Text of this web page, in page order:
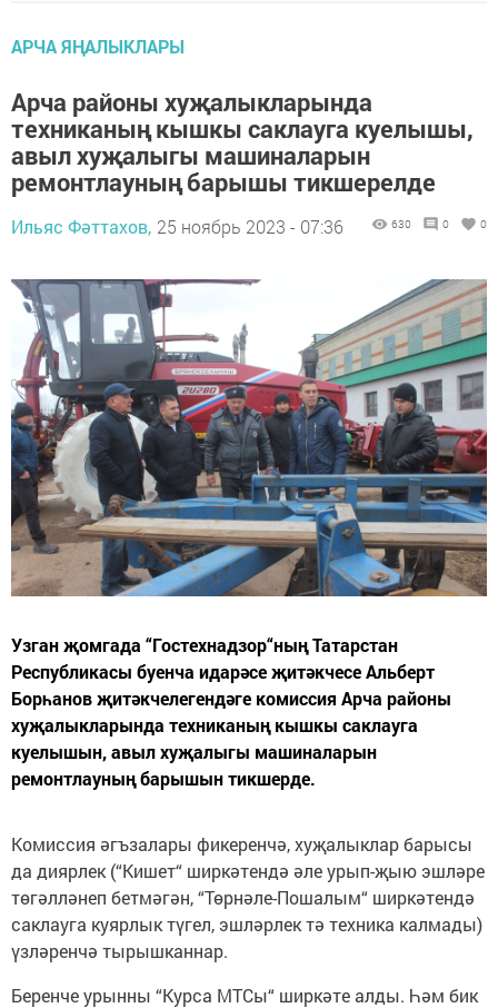
АРЧА ЯҢАЛЫКЛАРЫ
Арча районы хуҗалыкларында
техниканың кышкы саклауга куелышы,
авыл хуҗалыгы машиналарын
ремонтлауның барышы тикшерелде
Ильяс Фәттахов, 25 ноябрь 2023 - 07:36 630 0 0
Узган җомгада “Гостехнадзор“ның Татарстан
Республикасы буенча идарәсе җитәкчесе Альберт
Борһанов җитәкчелегендәге комиссия Арча районы
хуҗалыкларында техниканың кышкы саклауга
куелышын, авыл хуҗалыгы машиналарын
ремонтлауның барышын тикшерде.
Комиссия әгъзалары фикеренчә, хуҗалыклар барысы
да диярлек (“Кишет“ ширкәтендә әле урып-җыю эшләре
төгәлләнеп бетмәгән, “Төрнәле-Пошалым“ ширкәтендә
саклауга куярлык түгел, эшләрлек тә техника калмады)
үзләренчә тырышканнар.
Беренче урынны “Курса МТСы“ ширкәте алды. Һәм бик